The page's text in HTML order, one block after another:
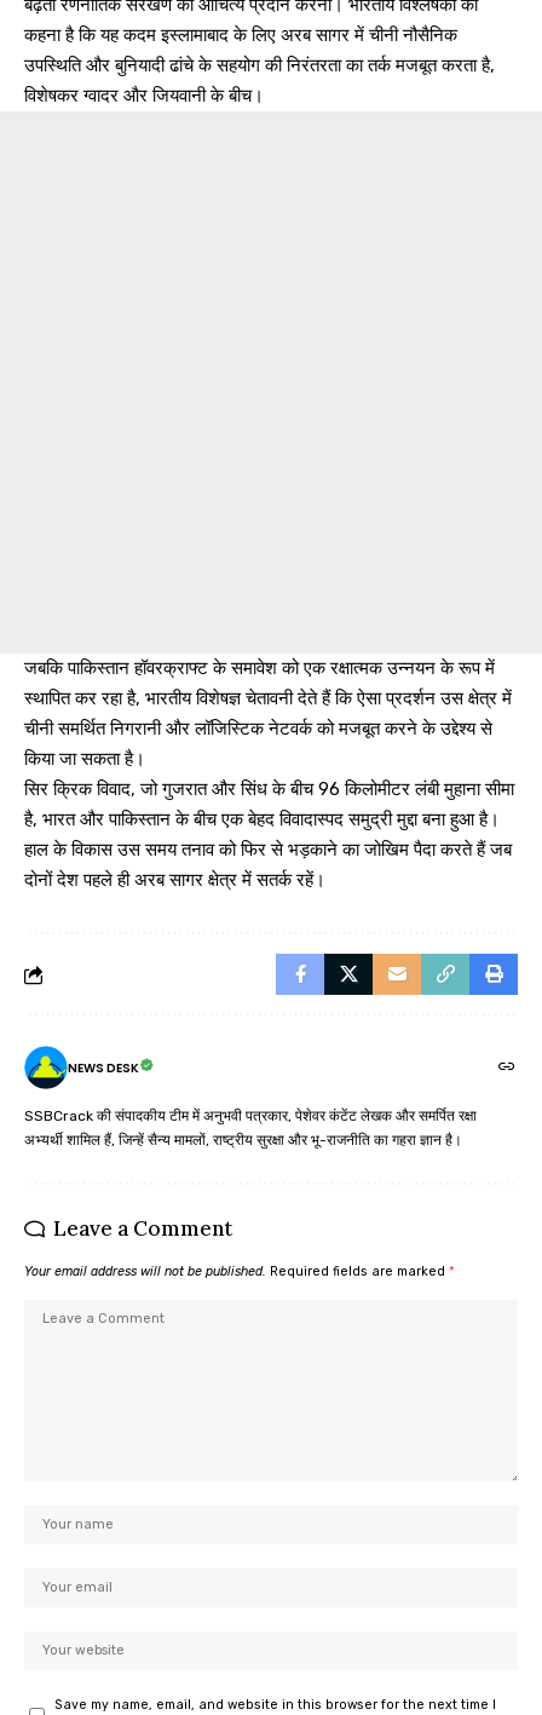
बढ़ती रणनीतिक संरेखण को औचित्य प्रदान करना। भारतीय विश्लेषकों का
कहना है कि यह कदम इस्लामाबाद के लिए अरब सागर में चीनी नौसैनिक
उपस्थिति और बुनियादी ढांचे के सहयोग की निरंतरता का तर्क मजबूत करता है,
विशेषकर ग्वादर और जियवानी के बीच।
जबकि पाकिस्तान हॉवरक्राफ्ट के समावेश को एक रक्षात्मक उन्नयन के रूप में
स्थापित कर रहा है, भारतीय विशेषज्ञ चेतावनी देते हैं कि ऐसा प्रदर्शन उस क्षेत्र में
चीनी समर्थित निगरानी और लॉजिस्टिक नेटवर्क को मजबूत करने के उद्देश्य से
किया जा सकता है।
सिर क्रिक विवाद, जो गुजरात और सिंध के बीच 96 किलोमीटर लंबी मुहाना सीमा
है, भारत और पाकिस्तान के बीच एक बेहद विवादास्पद समुद्री मुद्दा बना हुआ है।
हाल के विकास उस समय तनाव को फिर से भड़काने का जोखिम पैदा करते हैं जब
दोनों देश पहले ही अरब सागर क्षेत्र में सतर्क रहें।
NEWS DESK
SSBCrack की संपादकीय टीम में अनुभवी पत्रकार, पेशेवर कंटेंट लेखक और समर्पित रक्षा
अभ्यर्थी शामिल हैं, जिन्हें सैन्य मामलों, राष्ट्रीय सुरक्षा और भू-राजनीति का गहरा ज्ञान है।
Leave a Comment
Your email address will not be published. Required fields are marked *
Save my name, email, and website in this browser for the next time I